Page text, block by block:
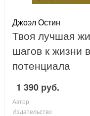
Джоэл Остин
Твоя лучшая
шагов к жизни
потенциала
1 390 руб.
Автор
Издательство